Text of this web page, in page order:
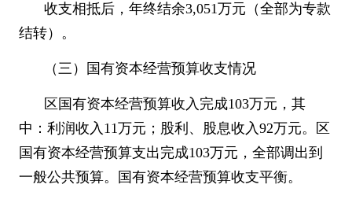
收支相抵后，年终结余3,051万元（全部为专款
结转）。
（三）国有资本经营预算收支情况
区国有资本经营预算收入完成103万元，其
中：利润收入 11万元；股利、股息收入92万元。区
国有资本经营预算支出完成103万元，全部调出到
一般公共预算。国有资本经营预算收支平衡。